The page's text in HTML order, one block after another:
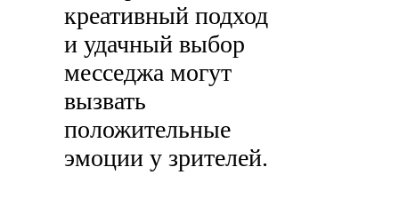
креативный подход
и удачный выбор
месседжа могут
вызвать
положительные
эмоции у зрителей.